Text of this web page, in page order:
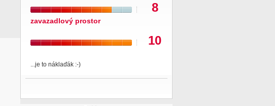
8
zavazadlový prostor
10
...je to náklaďák :-)